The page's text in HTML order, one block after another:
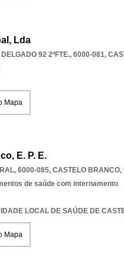
Lda
92 2ºFTE., 6000-081,
Mapa
E. P. E.
6000-085, CASTELO BRANCO,
de saúde com internamento
LOCAL DE SAÚDE DE
Mapa